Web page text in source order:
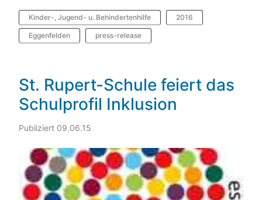
Kinder-, Jugend- u. Behindertenhilfe 2016
Eggenfelden press-release
St. Rupert-Schule feiert das
Schulprofil Inklusion
Publiziert 09.06.15